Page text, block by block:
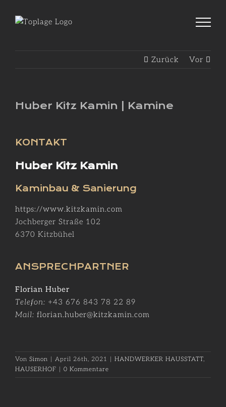
Inhalt
Zurück Vor
Huber Kitz Kamin | Kamine
KONTAKT
Huber Kitz Kamin
Kaminbau & Sanierung
https://www.kitzkamin.com
Jochberger Straße 102
6370 Kitzbühel
ANSPRECHPARTNER
Florian Huber
Telefon: +43 676 843 78 22 89
Mail: florian.huber@kitzkamin.com
Von Simon | April 26th, 2021 | HANDWERKER HAUSSTATT,
HAUSERHOF | 0 Kommentare